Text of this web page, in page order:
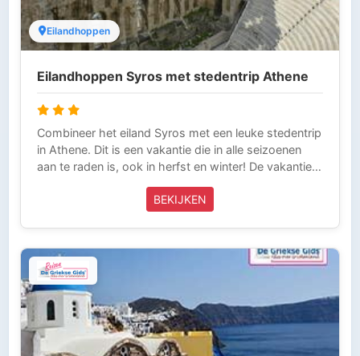
Eilandhoppen
Eilandhoppen Syros met stedentrip Athene
Combineer het eiland Syros met een leuke stedentrip
in Athene. Dit is een vakantie die in alle seizoenen
aan te raden is, ook in herfst en winter! De vakantie
lééft, net als Athene, het hele jaar! Tijdens deze
vlieg je eerst naar Athene. Indien de vlucht in de
ochtend is, dan vaar je dezelfde dag met de boot
naar Syros. Indien de vlucht 's middags of 's avonds
plaatsvindt, dan overnacht je de eerste dag in
Piraeus en neem je de volgende ochtend de boot
naar Syros. Na een aantal dagen op Syros
doorgebracht te hebben, vaar je terug naar Piraeus.
BEKIJKEN